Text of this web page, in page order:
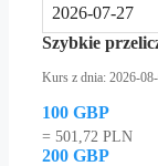
2026-07-27
Szybkie
Kurs z dnia: 2026-
100 GBP
= 501,72 PLN
200 GBP